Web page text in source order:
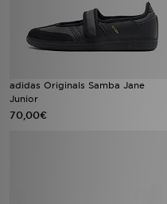
adidas Originals Samba Jane
Junior
70,00€